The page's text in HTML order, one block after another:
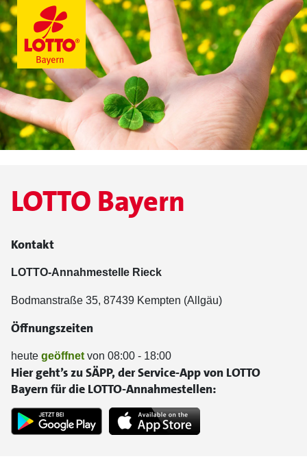
LOTTO Bayern
Kontakt
LOTTO-Annahmestelle Rieck
Bodmanstraße 35, 87439 Kempten (Allgäu)
Öffnungszeiten
heute geöffnet von 08:00 - 18:00
Hier geht’s zu SÄPP, der Service-App von LOTTO
Bayern für die LOTTO-Annahmestellen: